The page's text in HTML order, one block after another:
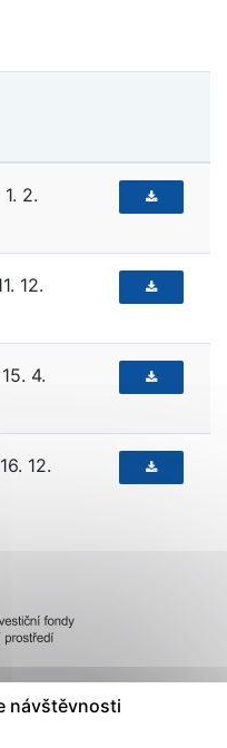
2.
12.
4.
12.
návštěvnosti